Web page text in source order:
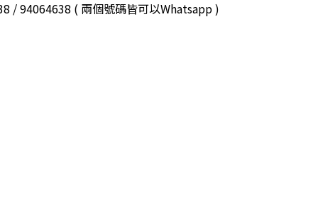
/ 94064638 ( 兩個號碼皆可以Whatsapp )